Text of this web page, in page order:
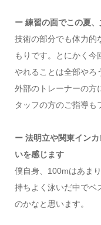
ー 練習の面でこの夏
技術の部分でも体力的
もりです。とにかく今
やれることは全部やろ
外部のトレーナーの方
タッフの方のご指導も
ー 法明立や関東イン
いを感じます
僕自身、100mはあま
持ちよく泳いだ中でベ
のかなと思います。